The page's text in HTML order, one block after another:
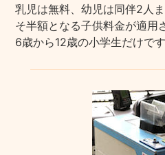
乳児は無料、幼児は同伴2人
そ半額となる子供料金が適用
6歳から12歳の小学生だけです